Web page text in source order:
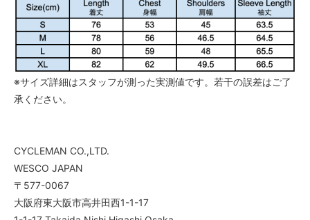
※サイズ詳細はスタッフが測った実測値です。若干の誤差はご了
承ください。
CYCLEMAN CO.,LTD.
WESCO JAPAN
〒577-0067
大阪府東大阪市高井田西1-1-17